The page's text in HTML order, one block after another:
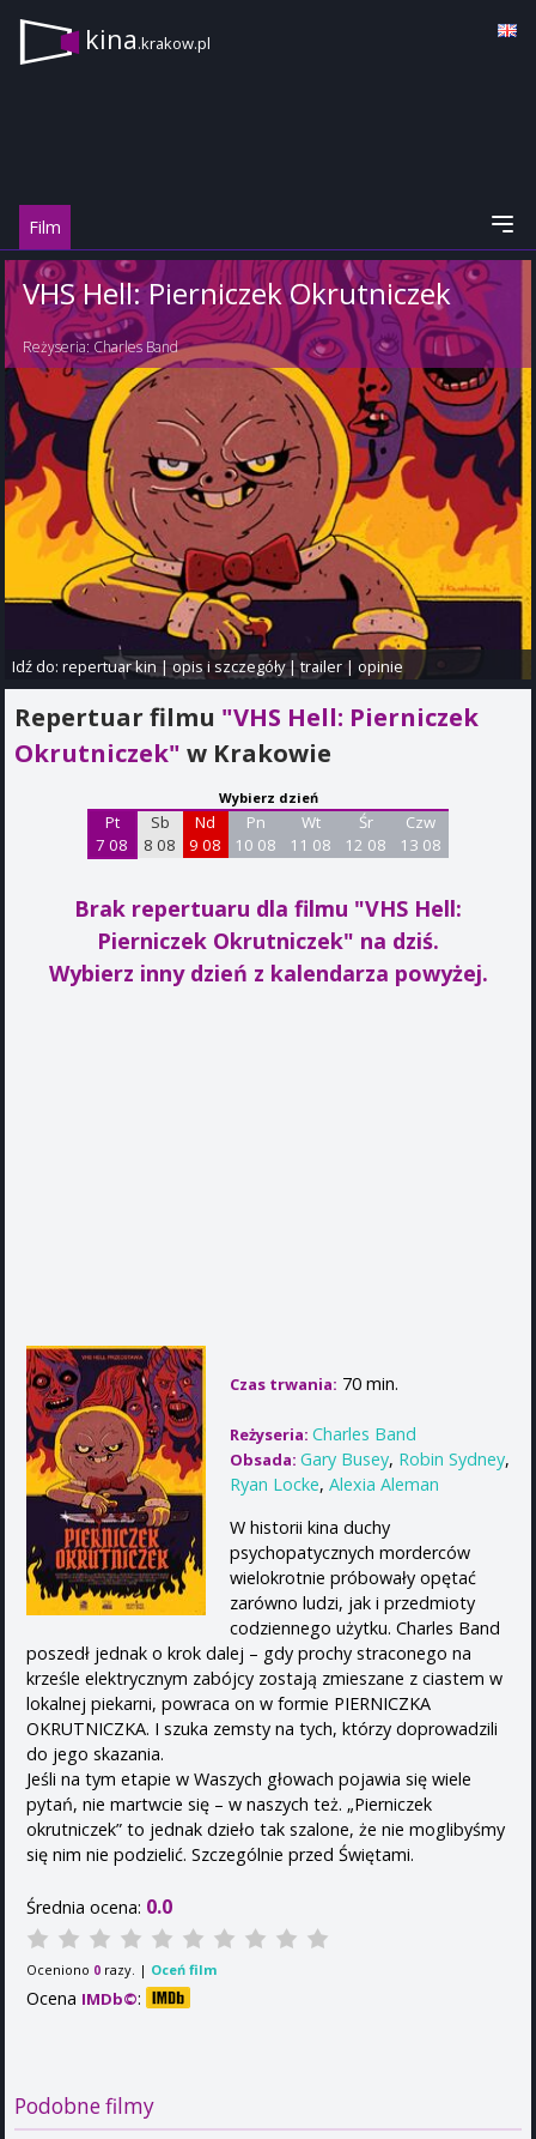
kina.krakow.pl
Film
VHS Hell: Pierniczek Okrutniczek
Reżyseria: Charles Band
Idź do:repertuar kin |opis i szczegóły|trailer |opinie
Repertuar filmu "VHS Hell: Pierniczek
Okrutniczek" w Krakowie
Wybierz dzień
Pt
7 08
Sb
8 08
Nd
9 08
Pn
10 08
Wt
11 08
Śr
12 08
Czw
13 08
Brak repertuaru dla filmu "VHS Hell:
Pierniczek Okrutniczek" na dziś.
Wybierz inny dzień z kalendarza powyżej.
Czas trwania: 70 min.
Reżyseria: Charles Band
Obsada: Gary Busey, Robin Sydney,
Ryan Locke, Alexia Aleman
W historii kina duchy
psychopatycznych morderców
wielokrotnie próbowały opętać
zarówno ludzi, jak i przedmioty
codziennego użytku. Charles Band
poszedł jednak o krok dalej – gdy prochy straconego na
krześle elektrycznym zabójcy zostają zmieszane z ciastem w
lokalnej piekarni, powraca on w formie PIERNICZKA
OKRUTNICZKA. I szuka zemsty na tych, którzy doprowadzili
do jego skazania.
Jeśli na tym etapie w Waszych głowach pojawia się wiele
pytań, nie martwcie się – w naszych też. „Pierniczek
okrutniczek” to jednak dzieło tak szalone, że nie moglibyśmy
się nim nie podzielić. Szczególnie przed Świętami.
Średnia ocena: 0.0
Oceniono 0 razy. | Oceń film
Ocena IMDb©:
Podobne filmy